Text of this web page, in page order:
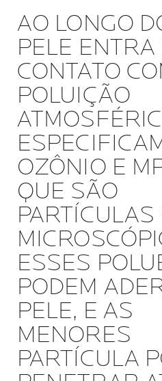
AO LONGO
PELE ENTRA
CONTATO
POLUIÇÃO
OZÔNIO E
QUE SÃO
ESSES
PODEM
PELE, E AS
MENORES
PARTÍCULA